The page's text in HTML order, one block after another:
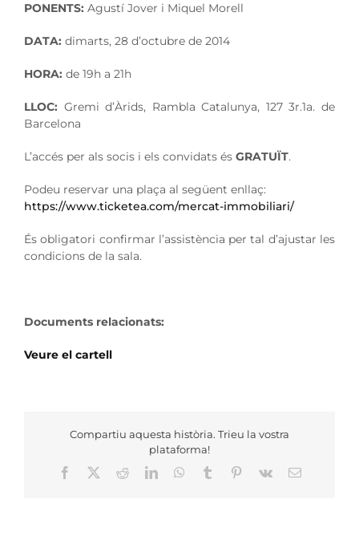
PONENTS: Agustí Jover i Miquel Morell
DATA: dimarts, 28 d’octubre de 2014
HORA: de 19h a 21h
LLOC: Gremi d’Àrids, Rambla Catalunya, 127 3r.1a. de
Barcelona
L’accés per als socis i els convidats és GRATUÏT.
Podeu reservar una plaça al següent enllaç:
https://www.ticketea.com/mercat-immobiliari/
És obligatori confirmar l’assistència per tal d’ajustar les
condicions de la sala.
Documents relacionats:
Veure el cartell
Compartiu aquesta història. Trieu la vostra
plataforma!
Facebook
RedditLinkedInWhatsApp
Tumblr Pinterest
Vk Email: